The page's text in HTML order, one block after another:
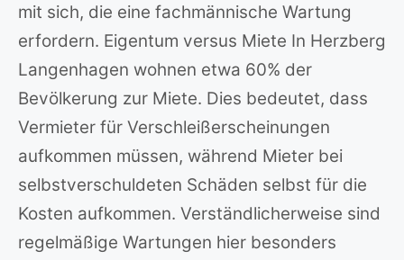
mit sich, die eine fachmännische Wartung
erfordern. Eigentum versus Miete In Herzberg
Langenhagen wohnen etwa 60% der
Bevölkerung zur Miete. Dies bedeutet, dass
Vermieter für Verschleißerscheinungen
aufkommen müssen, während Mieter bei
selbstverschuldeten Schäden selbst für die
Kosten aufkommen. Verständlicherweise sind
regelmäßige Wartungen hier besonders